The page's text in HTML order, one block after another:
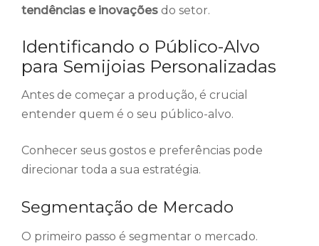
tendências e inovações do setor.
Identificando o Público-Alvo
para Semijoias Personalizadas
Antes de começar a produção, é crucial
entender quem é o seu público-alvo.
Conhecer seus gostos e preferências pode
direcionar toda a sua estratégia.
Segmentação de Mercado
O primeiro passo é segmentar o mercado.